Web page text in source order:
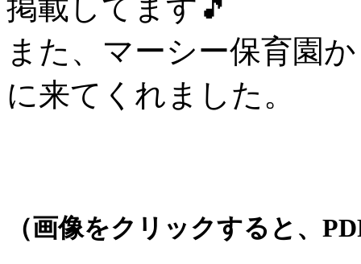
掲載してます🎵
また、マーシー保育園
に来てくれました。
（画像をクリックすると、